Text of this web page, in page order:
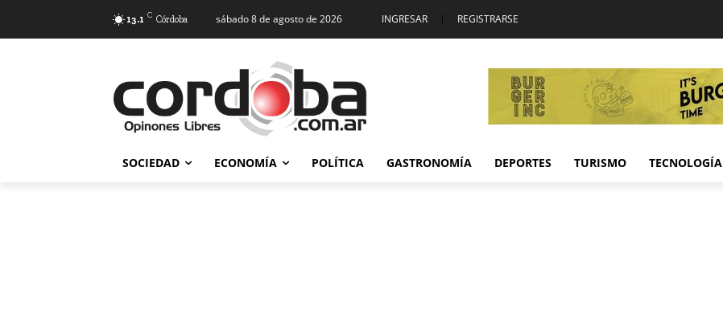
13.1 C Córdoba sábado 8 de agosto de 2026 INGRESAR | REGISTRARSE
SOCIEDAD ECONOMÍA POLÍTICA GASTRONOMÍA DEPORTES TURISMO TECNOLOGÍA